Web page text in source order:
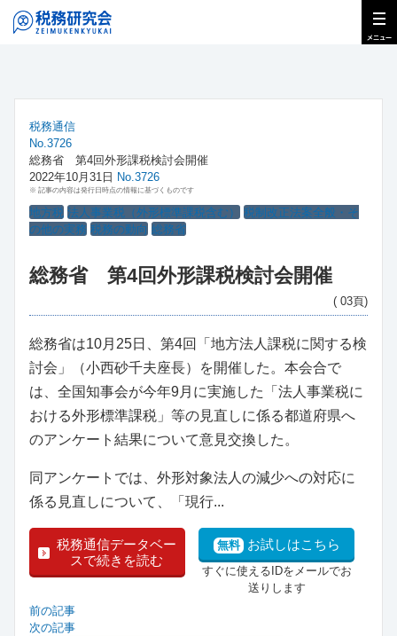
税務通信
No.3726
総務省 第4回外形課税検討会開催
2022年10月31日 No.3726
※ 記事の内容は発行日時点の情報に基づくものです
地方税 法人事業税（外形標準課税含む）
税制改正法案全般・そ
の他の実務 税務の動向 総務省
総務省 第4回外形課税検討会開催
( 03頁)
総務省は10月25日、第4回「地方法人課税に関する検
討会」（小西砂千夫座長）を開催した。本会合で
は、全国知事会が今年9月に実施した「法人事業税に
おける外形標準課税」等の見直しに係る都道府県へ
のアンケート結果について意見交換した。
同アンケートでは、外形対象法人の減少への対応に
係る見直しについて、「現行...
税務通信データベー
スで続きを読む
無料 お試しはこちら
すぐに使えるIDをメールでお
送りします
前の記事
次の記事